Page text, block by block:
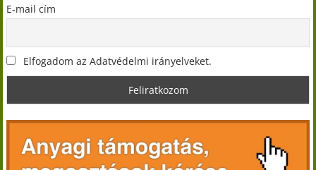
E-mail cím
Elfogadom az Adatvédelmi irányelveket.